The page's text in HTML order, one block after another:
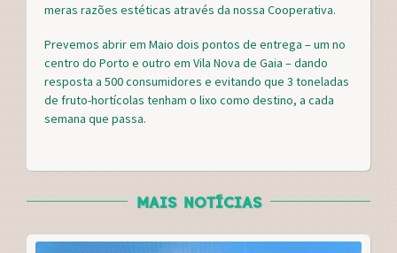
meras razões estéticas através da nossa Cooperativa.
Prevemos abrir em Maio dois pontos de entrega – um no
centro do Porto e outro em Vila Nova de Gaia – dando
resposta a 500 consumidores e evitando que 3 toneladas
de fruto-hortícolas tenham o lixo como destino, a cada
semana que passa.
MAIS NOTÍCIAS